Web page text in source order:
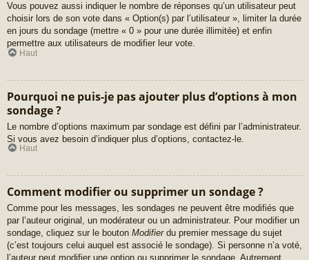
Vous pouvez aussi indiquer le nombre de réponses qu’un utilisateur peut
choisir lors de son vote dans « Option(s) par l’utilisateur », limiter la durée
en jours du sondage (mettre « 0 » pour une durée illimitée) et enfin
permettre aux utilisateurs de modifier leur vote.
Haut
Pourquoi ne puis-je pas ajouter plus d’options à mon
sondage ?
Le nombre d’options maximum par sondage est défini par l’administrateur.
Si vous avez besoin d’indiquer plus d’options, contactez-le.
Haut
Comment modifier ou supprimer un sondage ?
Comme pour les messages, les sondages ne peuvent être modifiés que
par l’auteur original, un modérateur ou un administrateur. Pour modifier un
sondage, cliquez sur le bouton Modifierdu premier message du sujet
(c’est toujours celui auquel est associé le sondage). Si personne n’a voté,
l’auteur peut modifier une option ou supprimer le sondage. Autrement,